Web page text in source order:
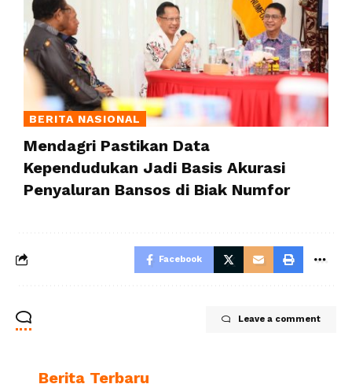
BERITA NASIONAL
Mendagri Pastikan Data
Kependudukan Jadi Basis Akurasi
Penyaluran Bansos di Biak Numfor
Facebook
Leave a comment
Berita Terbaru